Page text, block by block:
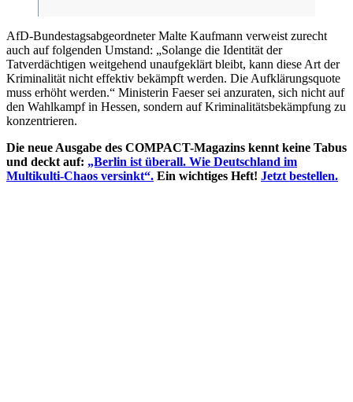
AfD-Bundestagsabgeordneter Malte Kaufmann verweist zurecht
auch auf folgenden Umstand: „Solange die Identität der
Tatverdächtigen weitgehend unaufgeklärt bleibt, kann diese Art der
Kriminalität nicht effektiv bekämpft werden. Die Aufklärungsquote
muss erhöht werden.“ Ministerin Faeser sei anzuraten, sich nicht auf
den Wahlkampf in Hessen, sondern auf Kriminalitätsbekämpfung zu
konzentrieren.
Die neue Ausgabe des COMPACT-Magazins kennt keine Tabus
und deckt auf: „Berlin ist überall. Wie Deutschland im
Multikulti-Chaos versinkt“. Ein wichtiges Heft! Jetzt bestellen.